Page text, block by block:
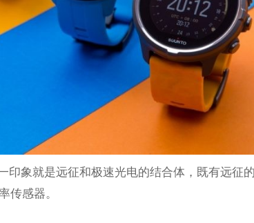
印象就是远征和极速光电的结合体，既有远征
传感器。